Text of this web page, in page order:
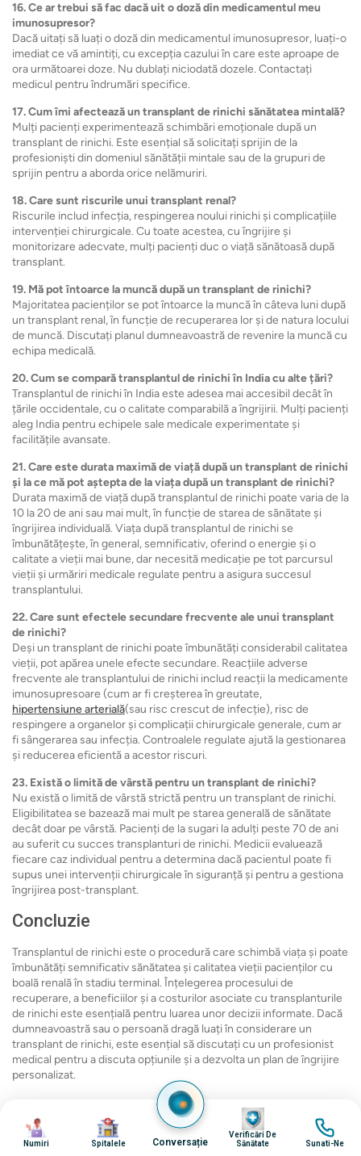
16. Ce ar trebui să fac dacă uit o doză din medicamentul meu
imunosupresor?
Dacă uitați să luați o doză din medicamentul imunosupresor, luați-o
imediat ce vă amintiți, cu excepția cazului în care este aproape de
ora următoarei doze. Nu dublați niciodată dozele. Contactați
medicul pentru îndrumări specifice.
17. Cum îmi afectează un transplant de rinichi sănătatea mintală?
Mulți pacienți experimentează schimbări emoționale după un
transplant de rinichi. Este esențial să solicitați sprijin de la
profesioniști din domeniul sănătății mintale sau de la grupuri de
sprijin pentru a aborda orice nelămuriri.
18. Care sunt riscurile unui transplant renal?
Riscurile includ infecția, respingerea noului rinichi și complicațiile
intervenției chirurgicale. Cu toate acestea, cu îngrijire și
monitorizare adecvate, mulți pacienți duc o viață sănătoasă după
transplant.
19. Mă pot întoarce la muncă după un transplant de rinichi?
Majoritatea pacienților se pot întoarce la muncă în câteva luni după
un transplant renal, în funcție de recuperarea lor și de natura locului
de muncă. Discutați planul dumneavoastră de revenire la muncă cu
echipa medicală.
20. Cum se compară transplantul de rinichi în India cu alte țări?
Transplantul de rinichi în India este adesea mai accesibil decât în ​​
țările occidentale, cu o calitate comparabilă a îngrijirii. Mulți pacienți
aleg India pentru echipele sale medicale experimentate și
facilitățile avansate.
21. Care este durata maximă de viață după un transplant de rinichi
și la ce mă pot aștepta de la viața după un transplant de rinichi?
Durata maximă de viață după transplantul de rinichi poate varia de la
10 la 20 de ani sau mai mult, în funcție de starea de sănătate și
îngrijirea individuală. Viața după transplantul de rinichi se
îmbunătățește, în general, semnificativ, oferind o energie și o
calitate a vieții mai bune, dar necesită medicație pe tot parcursul
vieții și urmăriri medicale regulate pentru a asigura succesul
transplantului.
22. Care sunt efectele secundare frecvente ale unui transplant
de rinichi?
Deși un transplant de rinichi poate îmbunătăți considerabil calitatea
vieții, pot apărea unele efecte secundare. Reacțiile adverse
frecvente ale transplantului de rinichi includ reacții la medicamente
imunosupresoare (cum ar fi creșterea în greutate,
hipertensiune arterială(sau risc crescut de infecție), risc de
respingere a organelor și complicații chirurgicale generale, cum ar
fi sângerarea sau infecția. Controalele regulate ajută la gestionarea
și reducerea eficientă a acestor riscuri.
23. Există o limită de vârstă pentru un transplant de rinichi?
Nu există o limită de vârstă strictă pentru un transplant de rinichi.
Eligibilitatea se bazează mai mult pe starea generală de sănătate
decât doar pe vârstă. Pacienți de la sugari la adulți peste 70 de ani
au suferit cu succes transplanturi de rinichi. Medicii evaluează
fiecare caz individual pentru a determina dacă pacientul poate fi
supus unei intervenții chirurgicale în siguranță și pentru a gestiona
îngrijirea post-transplant.
Concluzie
Transplantul de rinichi este o procedură care schimbă viața și poate
îmbunătăți semnificativ sănătatea și calitatea vieții pacienților cu
boală renală în stadiu terminal. Înțelegerea procesului de
recuperare, a beneficiilor și a costurilor asociate cu transplanturile
de rinichi este esențială pentru luarea unor decizii informate. Dacă
dumneavoastră sau o persoană dragă luați în considerare un
transplant de rinichi, este esențial să discutați cu un profesionist
medical pentru a discuta opțiunile și a dezvolta un plan de îngrijire
personalizat.
Imagine
Numiri
Imagine
Spitalele Conversație
Imagine
Verificări De
Sănătate
Imagine
Sunati-Ne